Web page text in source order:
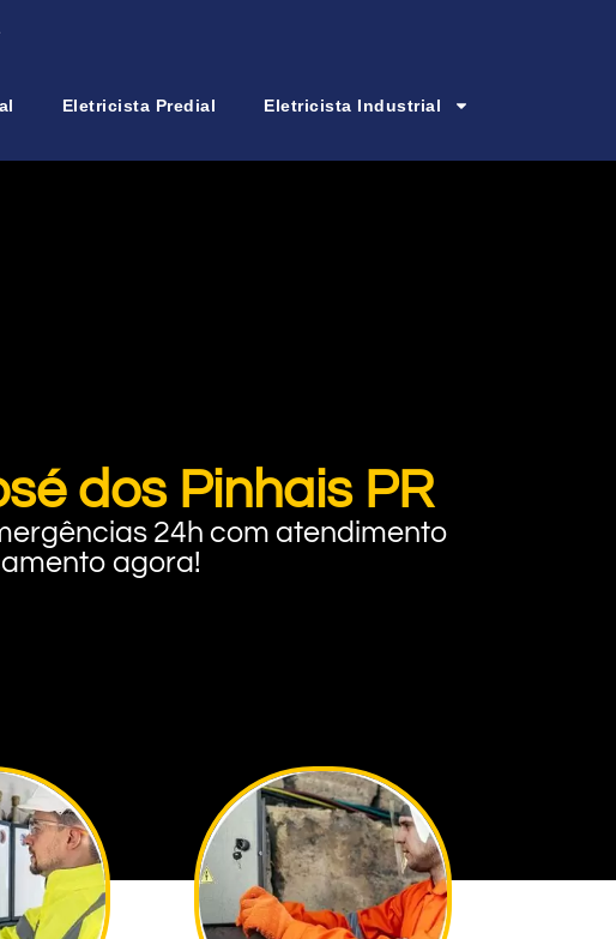
Eletricista Predial Eletricista Industrial
dos Pinhais PR
24h com atendimento
agora!